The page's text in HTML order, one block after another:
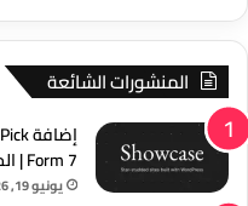
المنشورات الشائعة
Form 7 | الحل المجاني المتكامل
يونيو 19, 2026